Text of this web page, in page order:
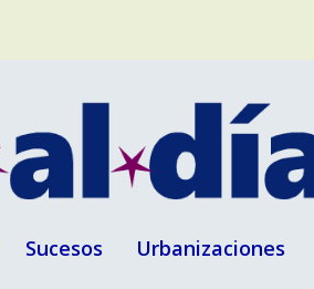
Sucesos Urbanizaciones